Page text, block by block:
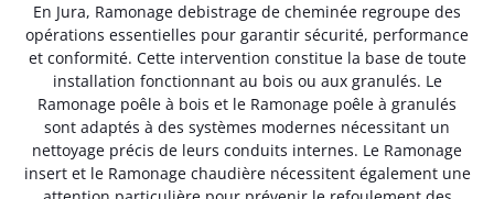
En Jura, Ramonage debistrage de cheminée regroupe des
opérations essentielles pour garantir sécurité, performance
et conformité. Cette intervention constitue la base de toute
installation fonctionnant au bois ou aux granulés. Le
Ramonage poêle à bois et le Ramonage poêle à granulés
sont adaptés à des systèmes modernes nécessitant un
nettoyage précis de leurs conduits internes. Le Ramonage
insert et le Ramonage chaudière nécessitent également une